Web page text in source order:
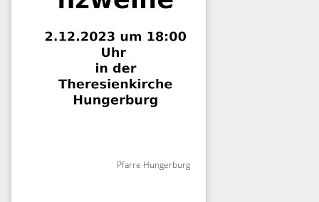
Pfarre Hungerburg